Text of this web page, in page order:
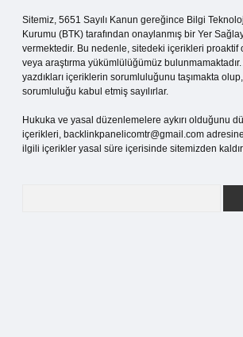
Sitemiz, 5651 Sayılı Kanun gereğince Bilgi
Kurumu (BTK) tarafından onaylanmış bir Yer
vermektedir. Bu nedenle, sitedeki içerikleri proaktif
veya araştırma yükümlülüğümüz
yazdıkları içeriklerin sorumluluğunu taşımakta
sorumluluğu kabul etmiş sayılırlar.
Hukuka ve yasal düzenlemelere aykırı olduğunu
içerikleri, backlinkpanelicomtr@gmail.com
ilgili içerikler yasal süre içerisinde sitemizden